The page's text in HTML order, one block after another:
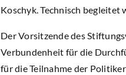
Koschyk. Technisch
Der Vorsitzende des
Verbundenheit für die
für die Teilnahme der